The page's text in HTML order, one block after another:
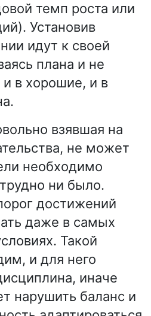
темп роста или
Установив
идут к своей
плана и не
и в хорошие, и в
взявшая на
не может
необходимо
ни было.
достижений
даже в самых
Такой
и для него
иначе
нарушить баланс и